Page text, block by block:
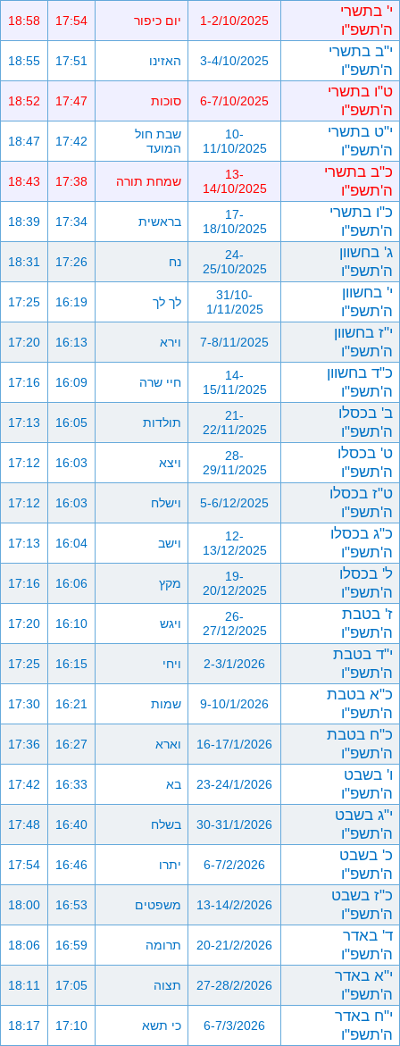
י' בתשרי
ה'תשפ"ו
1-2/10/2025 יום כיפור 17:54
18:58
י"ב בתשרי
ה'תשפ"ו
3-4/10/2025 האזינו 17:51
18:55
ט"ו בתשרי
ה'תשפ"ו
6-7/10/2025 סוכות 17:47
18:52
י"ט בתשרי
ה'תשפ"ו
10-
11/10/2025
שבת חול
המועד
17:42
18:47
כ"ב בתשרי
ה'תשפ"ו
13-
14/10/2025
שמחת תורה 17:38
18:43
כ"ו בתשרי
ה'תשפ"ו
17-
18/10/2025
בראשית 17:34
18:39
ג' בחשוון
ה'תשפ"ו
24-
25/10/2025
נח 17:26
18:31
י' בחשוון
ה'תשפ"ו
31/10-
1/11/2025
לך לך 16:19
17:25
י"ז בחשוון
ה'תשפ"ו
7-8/11/2025 וירא 16:13
17:20
כ"ד בחשוון
ה'תשפ"ו
14-
15/11/2025
חיי שרה 16:09
17:16
ב' בכסלו
ה'תשפ"ו
21-
22/11/2025
תולדות 16:05
17:13
ט' בכסלו
ה'תשפ"ו
28-
29/11/2025
ויצא 16:03
17:12
ט"ז בכסלו
ה'תשפ"ו
5-6/12/2025 וישלח 16:03
17:12
כ"ג בכסלו
ה'תשפ"ו
12-
13/12/2025
וישב 16:04
17:13
ל' בכסלו
ה'תשפ"ו
19-
20/12/2025
מקץ 16:06
17:16
ז' בטבת
ה'תשפ"ו
26-
27/12/2025
ויגש 16:10
17:20
י"ד בטבת
ה'תשפ"ו
2-3/1/2026 ויחי 16:15
17:25
כ"א בטבת
ה'תשפ"ו
9-10/1/2026 שמות 16:21
17:30
כ"ח בטבת
ה'תשפ"ו
16-17/1/2026 וארא 16:27
17:36
ו' בשבט
ה'תשפ"ו
23-24/1/2026 בא 16:33
17:42
י"ג בשבט
ה'תשפ"ו
30-31/1/2026 בשלח 16:40
17:48
כ' בשבט
ה'תשפ"ו
6-7/2/2026 יתרו 16:46
17:54
כ"ז בשבט
ה'תשפ"ו
13-14/2/2026 משפטים 16:53
18:00
ד' באדר
ה'תשפ"ו
20-21/2/2026 תרומה 16:59
18:06
י"א באדר
ה'תשפ"ו
27-28/2/2026 תצוה 17:05
18:11
י"ח באדר
ה'תשפ"ו
6-7/3/2026 כי תשא 17:10
18:17